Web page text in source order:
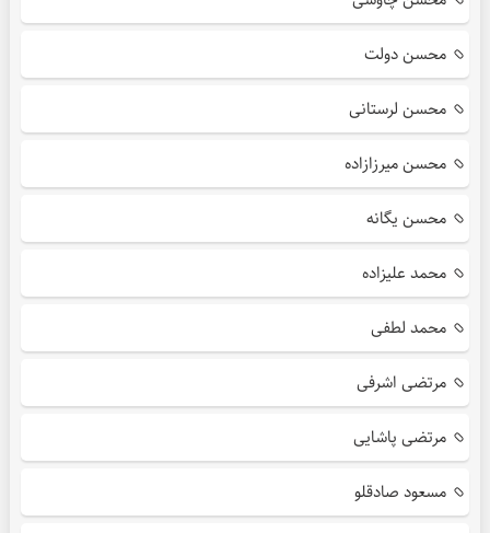
محسن دولت
محسن لرستانی
محسن میرزازاده
محسن یگانه
محمد علیزاده
محمد لطفی
مرتضی اشرفی
مرتضی پاشایی
مسعود صادقلو